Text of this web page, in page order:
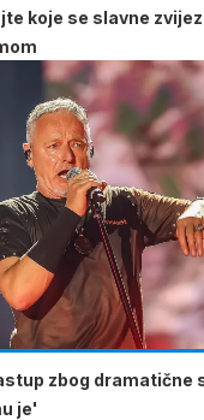
koje se slavne
zbog dramatične
je'